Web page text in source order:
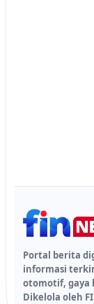
Portal berita
informasi
otomotif, gaya
Dikelola oleh